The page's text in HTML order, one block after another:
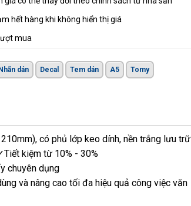
hết hàng khi không hiển thị giá
lượt mua
Nhãn dán Decal Tem dán A5 Tomy
có phủ lớp keo dính, nền trắng lưu trữ
kiệm từ 10% - 30%
chuyên dụng
và nâng cao tối đa hiệu quả công việc văn